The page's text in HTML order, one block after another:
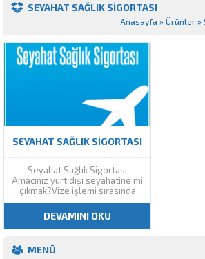
SEYAHAT SAĞLIK SIGORTASI
Anasayfa » Ürünler »
SEYAHAT SAĞLIK SIGORTASI
Seyahat Sağlık Sigortası
Amacınız yurt dışı seyahatine mi
çıkmak?Vize işlemi sırasında
sizden istenecek belgelerin
başında seyahat sağlık sigortası
gelir.Seyahat Sağlık Sigortası
Seyahatiniz boyunca sizi
koruyacak olan bu ürün vefat
durumunda bile ülkemize nakil
DEVAMINI OKU
MENÜ